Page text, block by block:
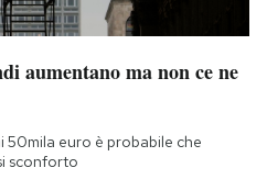
aumentano ma non ce ne
50mila euro è probabile che
sconforto